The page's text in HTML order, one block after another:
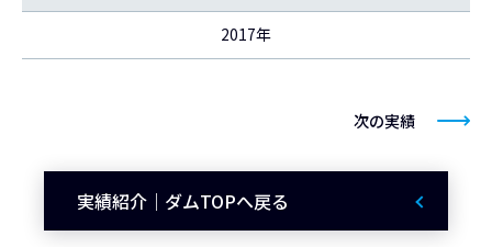
2017年
実績紹介｜ダムTOPへ戻る
次の実績